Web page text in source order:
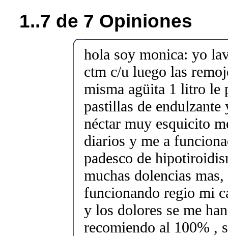
1..7 de 7 Opiniones
hola soy monica: yo
ctm c/u luego las
misma agüita 1 litro le
pastillas de
néctar muy esquicito
diarios y me a
padesco de
muchas dolencias
funcionando regio mi
y los dolores se me
recomiendo al 100% ,